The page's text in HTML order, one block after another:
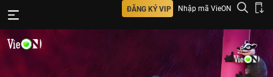
ĐĂNG KÝ VIP Nhập mã VieON